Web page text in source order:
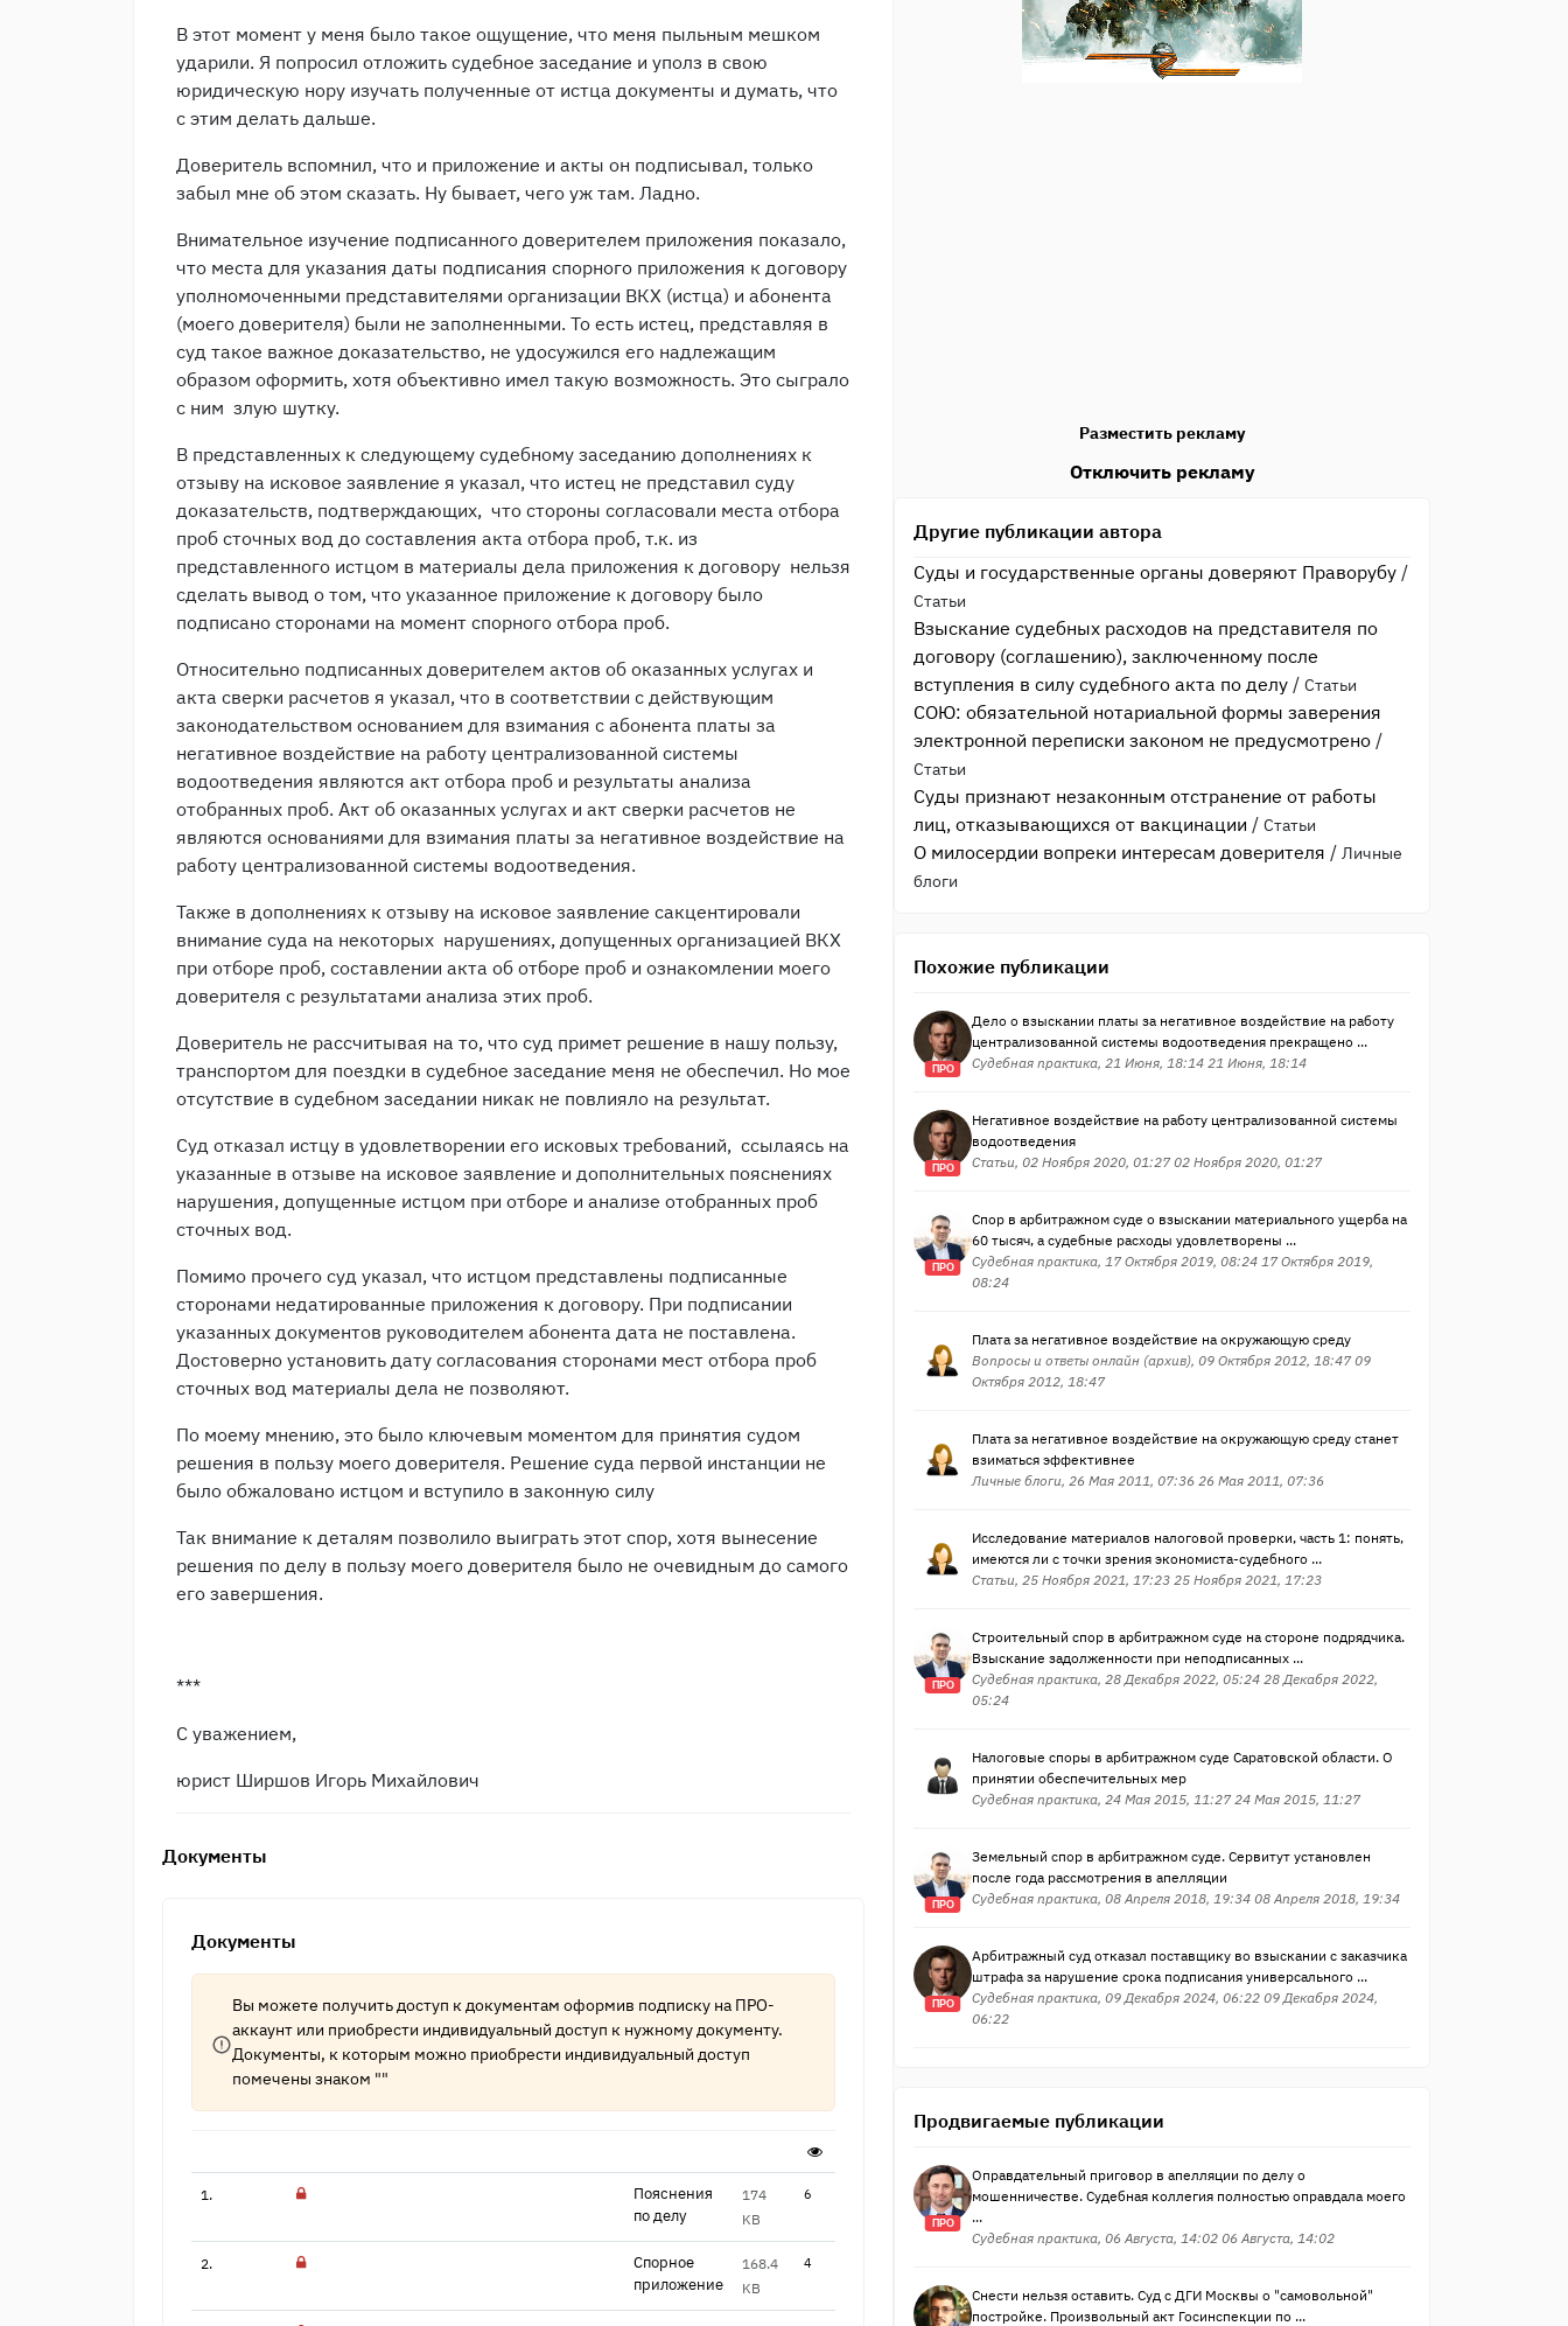
В этот момент у меня было такое ощущение, что меня пыльным мешком
ударили. Я попросил отложить судебное заседание и уполз в свою
юридическую нору изучать полученные от истца документы и думать, что
с этим делать дальше.
Доверитель вспомнил, что и приложение и акты он подписывал, только
забыл мне об этом сказать. Ну бывает, чего уж там. Ладно.
Внимательное изучение подписанного доверителем приложения показало,
что места для указания даты подписания спорного приложения к договору
уполномоченными представителями организации ВКХ (истца) и абонента
(моего доверителя) были не заполненными. То есть истец, представляя в
суд такое важное доказательство, не удосужился его надлежащим
образом оформить, хотя объективно имел такую возможность. Это сыграло
с ним злую шутку.
В представленных к следующему судебному заседанию дополнениях к
отзыву на исковое заявление я указал, что истец не представил суду
доказательств, подтверждающих, что стороны согласовали места отбора
проб сточных вод до составления акта отбора проб, т.к. из
представленного истцом в материалы дела приложения к договору нельзя
сделать вывод о том, что указанное приложение к договору было
подписано сторонами на момент спорного отбора проб.
Относительно подписанных доверителем актов об оказанных услугах и
акта сверки расчетов я указал, что в соответствии с действующим
законодательством основанием для взимания с абонента платы за
негативное воздействие на работу централизованной системы
водоотведения являются акт отбора проб и результаты анализа
отобранных проб. Акт об оказанных услугах и акт сверки расчетов не
являются основаниями для взимания платы за негативное воздействие на
работу централизованной системы водоотведения.
Также в дополнениях к отзыву на исковое заявление сакцентировали
внимание суда на некоторых нарушениях, допущенных организацией ВКХ
при отборе проб, составлении акта об отборе проб и ознакомлении моего
доверителя с результатами анализа этих проб.
Доверитель не рассчитывая на то, что суд примет решение в нашу пользу,
транспортом для поездки в судебное заседание меня не обеспечил. Но мое
отсутствие в судебном заседании никак не повлияло на результат.
Суд отказал истцу в удовлетворении его исковых требований, ссылаясь на
указанные в отзыве на исковое заявление и дополнительных пояснениях
нарушения, допущенные истцом при отборе и анализе отобранных проб
сточных вод.
Помимо прочего суд указал, что истцом представлены подписанные
сторонами недатированные приложения к договору. При подписании
указанных документов руководителем абонента дата не поставлена.
Достоверно установить дату согласования сторонами мест отбора проб
сточных вод материалы дела не позволяют.
По моему мнению, это было ключевым моментом для принятия судом
решения в пользу моего доверителя. Решение суда первой инстанции не
было обжаловано истцом и вступило в законную силу
Так внимание к деталям позволило выиграть этот спор, хотя вынесение
решения по делу в пользу моего доверителя было не очевидным до самого
его завершения.
***
С уважением,
юрист Ширшов Игорь Михайлович
Документы
Документы
Вы можете получить доступ к документам оформив подписку на ПРО-
аккаунт или приобрести индивидуальный доступ к нужному документу.
Документы, к которым можно приобрести индивидуальный доступ
помечены знаком ""
1.
Пояснения
по делу
174
KB
6
2.
Спорное
приложение
168.4
KB
4
Разместить рекламу
Отключить рекламу
Другие публикации автора
Суды и государственные органы доверяют Праворубу /
Статьи
Взыскание судебных расходов на представителя по
договору (соглашению), заключенному после
вступления в силу судебного акта по делу / Статьи
СОЮ: обязательной нотариальной формы заверения
электронной переписки законом не предусмотрено /
Статьи
Суды признают незаконным отстранение от работы
лиц, отказывающихся от вакцинации / Статьи
О милосердии вопреки интересам доверителя / Личные
блоги
Похожие публикации
ПРО
Дело о взыскании платы за негативное воздействие на работу
централизованной системы водоотведения прекращено ...
Судебная практика, 21 Июня, 18:14 21 Июня, 18:14
ПРО
Негативное воздействие на работу централизованной системы
водоотведения
Статьи, 02 Ноября 2020, 01:27 02 Ноября 2020, 01:27
ПРО
Спор в арбитражном суде о взыскании материального ущерба на
60 тысяч, а судебные расходы удовлетворены ...
Судебная практика, 17 Октября 2019, 08:24 17 Октября 2019,
08:24
Плата за негативное воздействие на окружающую среду
Вопросы и ответы онлайн (архив), 09 Октября 2012, 18:47 09
Октября 2012, 18:47
Плата за негативное воздействие на окружающую среду станет
взиматься эффективнее
Личные блоги, 26 Мая 2011, 07:36 26 Мая 2011, 07:36
Исследование материалов налоговой проверки, часть 1: понять,
имеются ли с точки зрения экономиста-судебного ...
Статьи, 25 Ноября 2021, 17:23 25 Ноября 2021, 17:23
ПРО
Строительный спор в арбитражном суде на стороне подрядчика.
Взыскание задолженности при неподписанных ...
Судебная практика, 28 Декабря 2022, 05:24 28 Декабря 2022,
05:24
Налоговые споры в арбитражном суде Саратовской области. О
принятии обеспечительных мер
Судебная практика, 24 Мая 2015, 11:27 24 Мая 2015, 11:27
ПРО
Земельный спор в арбитражном суде. Сервитут установлен
после года рассмотрения в апелляции
Судебная практика, 08 Апреля 2018, 19:34 08 Апреля 2018, 19:34
ПРО
Арбитражный суд отказал поставщику во взыскании с заказчика
штрафа за нарушение срока подписания универсального ...
Судебная практика, 09 Декабря 2024, 06:22 09 Декабря 2024,
06:22
Продвигаемые публикации
ПРО
Оправдательный приговор в апелляции по делу о
мошенничестве. Судебная коллегия полностью оправдала моего
...
Судебная практика, 06 Августа, 14:02 06 Августа, 14:02
Снести нельзя оставить. Суд с ДГИ Москвы о "самовольной"
постройке. Произвольный акт Госинспекции по ...